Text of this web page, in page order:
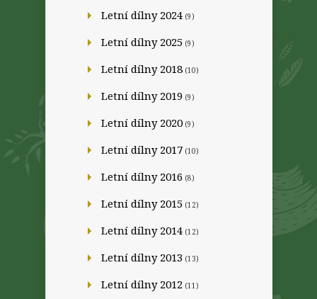
Letní dílny 2024 (9)
Letní dílny 2025 (9)
Letní dílny 2018 (10)
Letní dílny 2019 (9)
Letní dílny 2020 (9)
Letní dílny 2017 (10)
Letní dílny 2016 (8)
Letní dílny 2015 (12)
Letní dílny 2014 (12)
Letní dílny 2013 (13)
Letní dílny 2012 (11)